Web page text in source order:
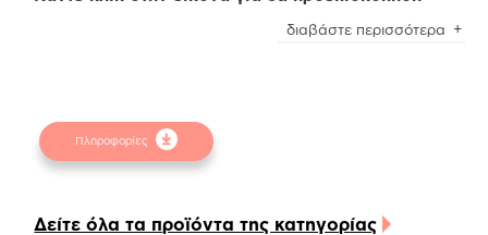
! Ενδέχεται να υπάρχει μικρή χρωματική
δειγματολόγια στα φυσικά καταστήματα.
διαβάστε περισσότερα
Πληροφορίες
Δείτε όλα τα προϊόντα της κατηγορίας